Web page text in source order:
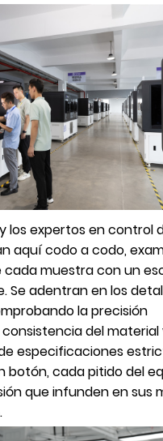
los expertos en control
aquí codo a codo,
muestra con un
Se adentran en los
la precisión
consistencia del material
especificaciones
botón, cada pitido del
que infunden en sus